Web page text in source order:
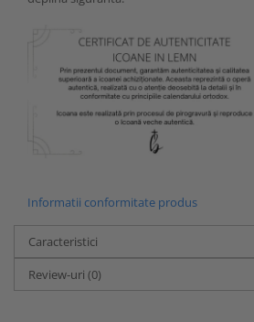
Informatii conformitate produs
Caracteristici
Review-uri (0)